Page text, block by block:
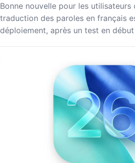
Bonne nouvelle pour les utilisateurs
traduction des paroles en français
déploiement, après un test en